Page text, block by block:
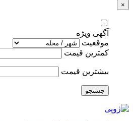
×
آگهی ویژه
موقعیت
کمترین قیمت
بیشترین قیمت
جستجو